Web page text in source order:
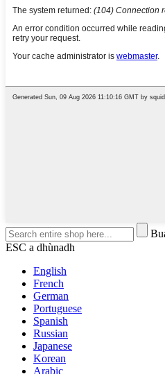
ESC a dhùnadh
English
French
German
Portuguese
Spanish
Russian
Japanese
Korean
Arabic